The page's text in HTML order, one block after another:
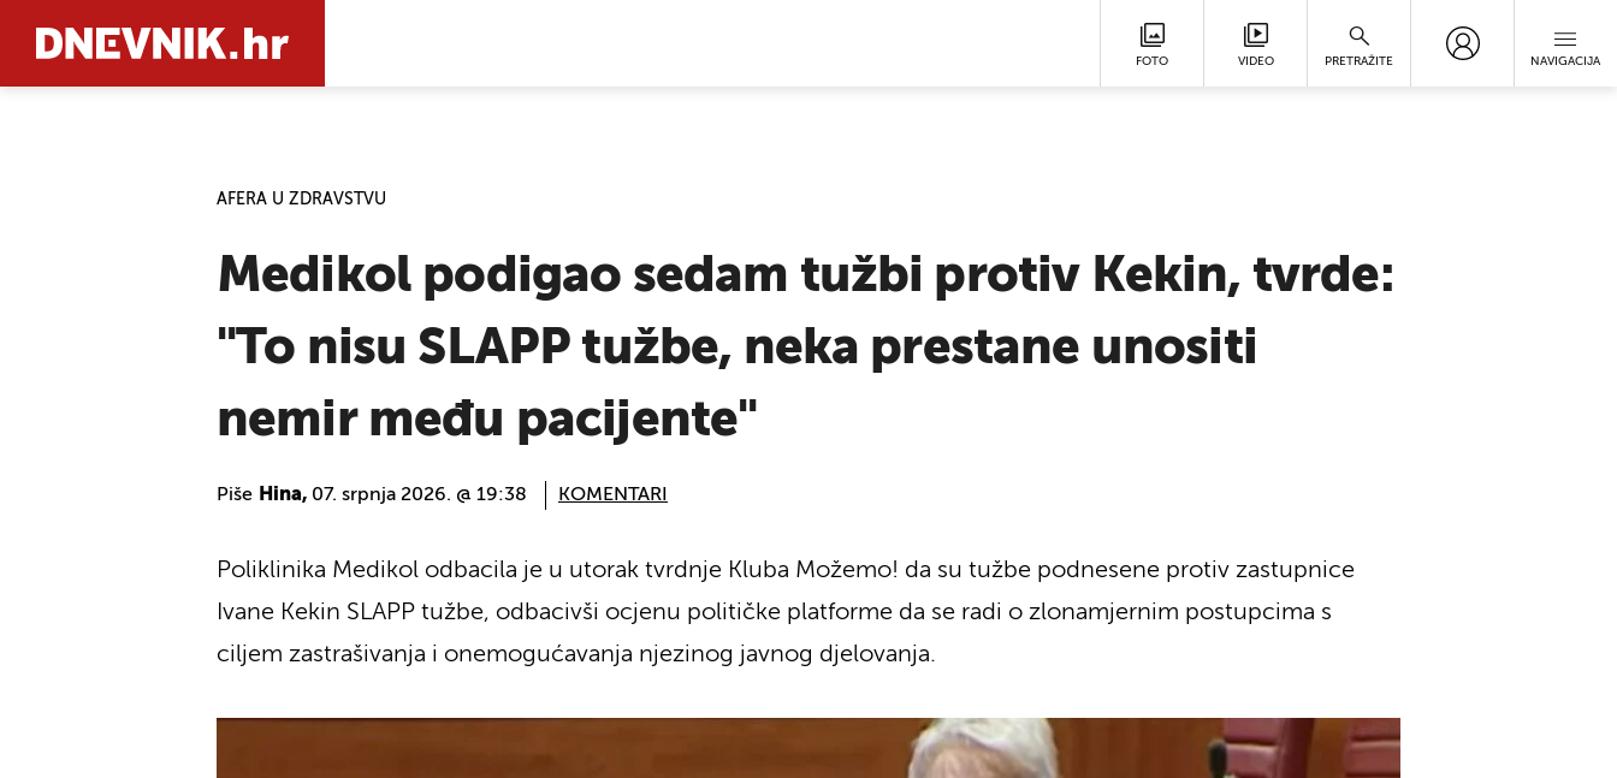
FOTO VIDEO PRETRAŽITE NAVIGACIJA
AFERA U ZDRAVSTVU
Medikol podigao sedam tužbi protiv Kekin, tvrde:
"To nisu SLAPP tužbe, neka prestane unositi
nemir među pacijente"
Piše Hina, 07. srpnja 2026. @ 19:38 KOMENTARI
Poliklinika Medikol odbacila je u utorak tvrdnje Kluba Možemo! da su tužbe podnesene protiv zastupnice
Ivane Kekin SLAPP tužbe, odbacivši ocjenu političke platforme da se radi o zlonamjernim postupcima s
ciljem zastrašivanja i onemogućavanja njezinog javnog djelovanja.